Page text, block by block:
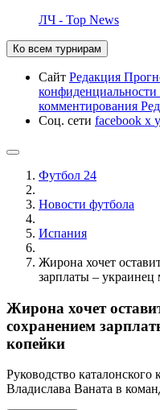
ЛЧ - Top News
Ко всем турнирам
Сайт Редакция
конфиденциальности
комментирования
Соц. сети facebook x
Футбол 24
Новости футбола
Испания
Жирона хочет
зарплаты – украинец
Жирона хочет
сохранением
копейки
Руководство каталонского
Владислава Ваната в